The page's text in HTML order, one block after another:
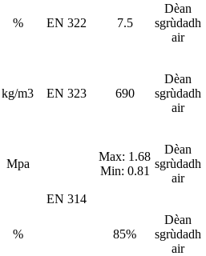
% EN 322 7.5
Dèan
sgrùdadh
air
kg/m3 EN 323 690
Dèan
sgrùdadh
air
Mpa
EN 314
Max: 1.68
Min: 0.81
Dèan
sgrùdadh
air
% 85%
Dèan
sgrùdadh
air